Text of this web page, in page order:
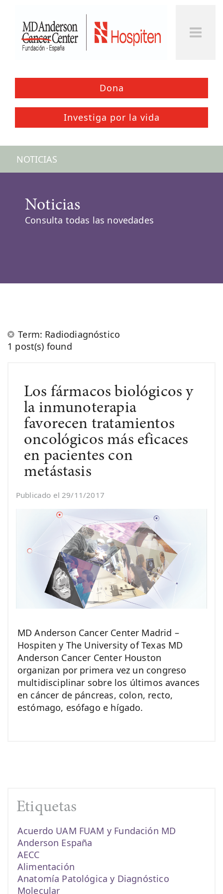
Dona
Investiga por la vida
NOTICIAS
Noticias
Consulta todas las novedades
Term: Radiodiagnóstico
1 post(s) found
Los fármacos biológicos y
la inmunoterapia
favorecen tratamientos
oncológicos más eficaces
en pacientes con
metástasis
Publicado el 29/11/2017
MD Anderson Cancer Center Madrid –
Hospiten y The University of Texas MD
Anderson Cancer Center Houston
organizan por primera vez un congreso
multidisciplinar sobre los últimos avances
en cáncer de páncreas, colon, recto,
estómago, esófago e hígado.
Etiquetas
Acuerdo UAM FUAM y Fundación MD
Anderson España
AECC
Alimentación
Anatomía Patológica y Diagnóstico
Molecular